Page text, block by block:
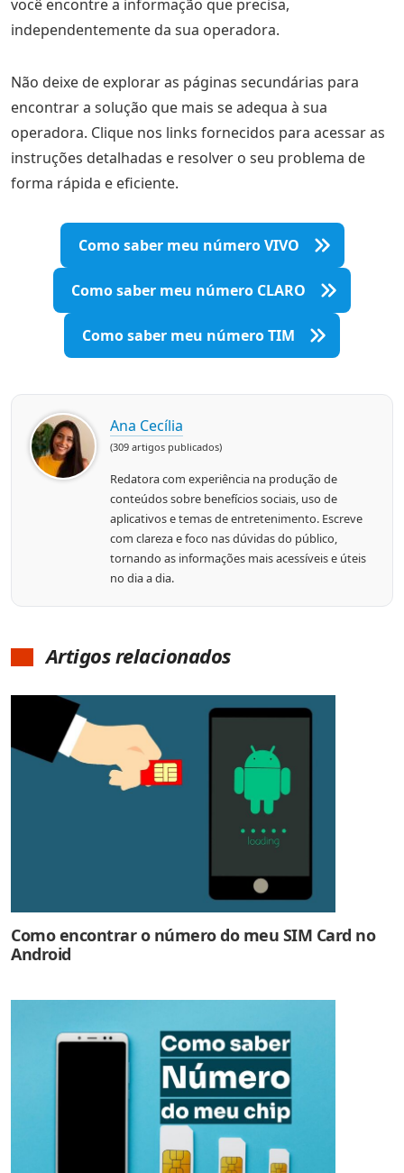
você encontre a informação que precisa,
independentemente da sua operadora.
Não deixe de explorar as páginas secundárias para
encontrar a solução que mais se adequa à sua
operadora. Clique nos links fornecidos para acessar as
instruções detalhadas e resolver o seu problema de
forma rápida e eficiente.
Como saber meu número VIVO
Como saber meu número CLARO
Como saber meu número TIM
Ana Cecília
(309 artigos publicados)
Redatora com experiência na produção de
conteúdos sobre benefícios sociais, uso de
aplicativos e temas de entretenimento. Escreve
com clareza e foco nas dúvidas do público,
tornando as informações mais acessíveis e úteis
no dia a dia.
Artigos relacionados
Como encontrar o número do meu SIM Card no
Android